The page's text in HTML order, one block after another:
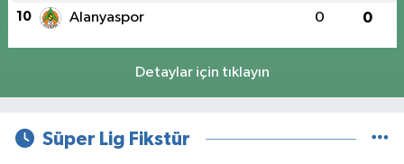
10 Alanyaspor 0 0
Detaylar için tıklayın
Süper Lig Fikstür